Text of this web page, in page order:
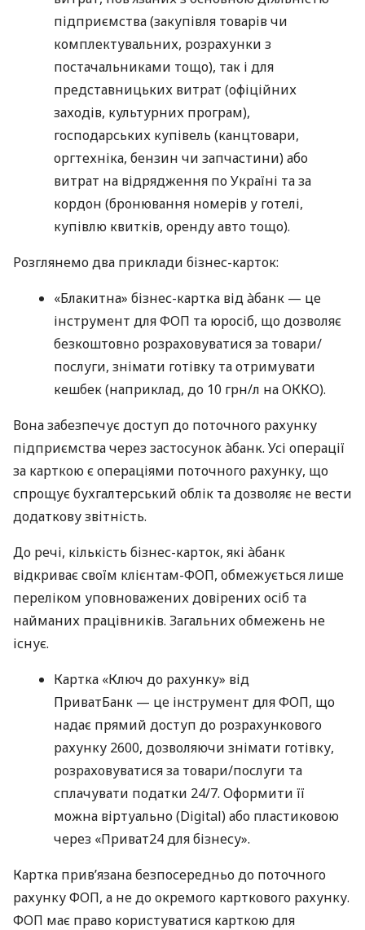
підприємства (закупівля товарів чи
комплектувальних, розрахунки з
постачальниками тощо), так і для
представницьких витрат (офіційних
заходів, культурних програм),
господарських купівель (канцтовари,
оргтехніка, бензин чи запчастини) або
витрат на відрядження по Україні та за
кордон (бронювання номерів у готелі,
купівлю квитків, оренду авто тощо).
Розглянемо два приклади бізнес-карток:
«Блакитна» бізнес-картка від àбанк — це
інструмент для ФОП та юросіб, що дозволяє
безкоштовно розраховуватися за товари/
послуги, знімати готівку та отримувати
кешбек (наприклад, до 10 грн/л на ОККО).
Вона забезпечує доступ до поточного рахунку
підприємства через застосунок àбанк. Усі операції
за карткою є операціями поточного рахунку, що
спрощує бухгалтерський облік та дозволяє не вести
додаткову звітність.
До речі, кількість бізнес-карток, які àбанк
відкриває своїм клієнтам-ФОП, обмежується лише
переліком уповноважених довірених осіб та
найманих працівників. Загальних обмежень не
існує.
Картка «Ключ до рахунку» від
ПриватБанк — це інструмент для ФОП, що
надає прямий доступ до розрахункового
рахунку 2600, дозволяючи знімати готівку,
розраховуватися за товари/послуги та
сплачувати податки 24/7. Оформити її
можна віртуально (Digital) або пластиковою
через «Приват24 для бізнесу».
Картка прив’язана безпосередньо до поточного
рахунку ФОП, а не до окремого карткового рахунку.
ФОП має право користуватися карткою для